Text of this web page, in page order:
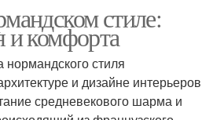
нормандском стиле
Стиль в интерьере
стиле:
и комфорта
стиля
и дизайне интерьеров
средневекового шарма и